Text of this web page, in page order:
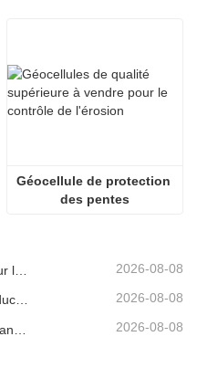
Géocellule de protection
des pentes
2026-08-08
Usine de revêtement HDPE à production rapide 2026-08-08
2026-08-08